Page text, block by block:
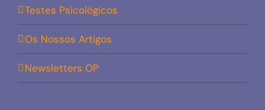
Testes Psicológicos
Os Nossos Artigos
Newsletters OP